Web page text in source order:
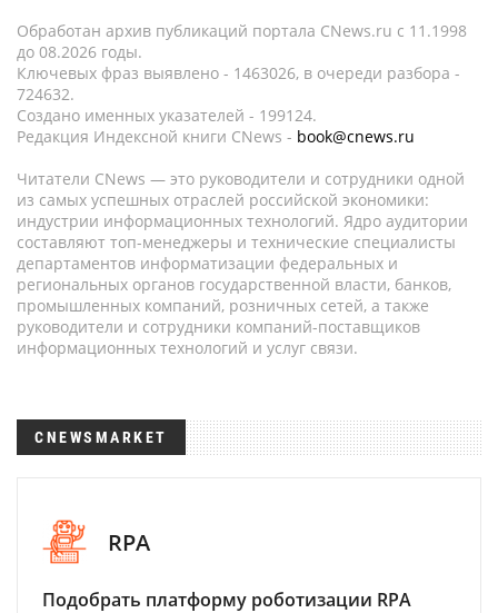
Обработан архив публикаций портала CNews.ru c 11.1998
до 08.2026 годы.
Ключевых фраз выявлено - 1463026, в очереди разбора -
724632.
Создано именных указателей - 199124.
Редакция Индексной книги CNews - book@cnews.ru
Читатели CNews — это руководители и сотрудники одной
из самых успешных отраслей российской экономики:
индустрии информационных технологий. Ядро аудитории
составляют топ-менеджеры и технические специалисты
департаментов информатизации федеральных и
региональных органов государственной власти, банков,
промышленных компаний, розничных сетей, а также
руководители и сотрудники компаний-поставщиков
информационных технологий и услуг связи.
CNEWSMARKET
RPA
Подобрать платформу роботизации RPA